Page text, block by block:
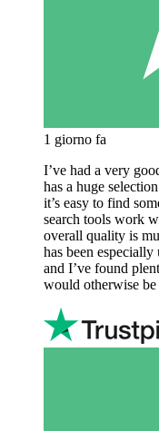
1 giorno fa
I’ve had a very
has a huge
it’s easy to find
search tools work
overall quality is
has been
and I’ve found
would otherwise